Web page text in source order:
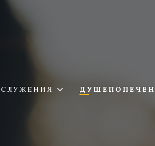
СЛУЖЕНИЯ